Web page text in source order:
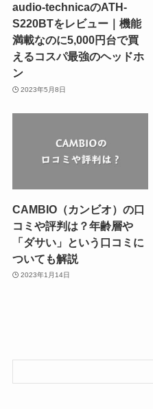
audio-technicaのATH-
S220BTをレビュー｜機能
満載なのに5,000円台で買
えるコスパ最強のヘッドホ
ン
2023年5月8日
CAMBIO（カンビオ）の口
コミや評判は？年齢層や
「ダサい」という口コミに
ついても解説
2023年1月14日